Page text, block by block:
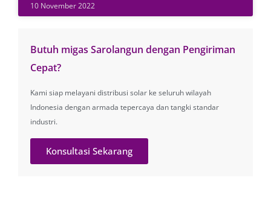
10 November 2022
Butuh migas Sarolangun dengan Pengiriman
Cepat?
Kami siap melayani distribusi solar ke seluruh wilayah
Indonesia dengan armada tepercaya dan tangki standar
industri.
Konsultasi Sekarang